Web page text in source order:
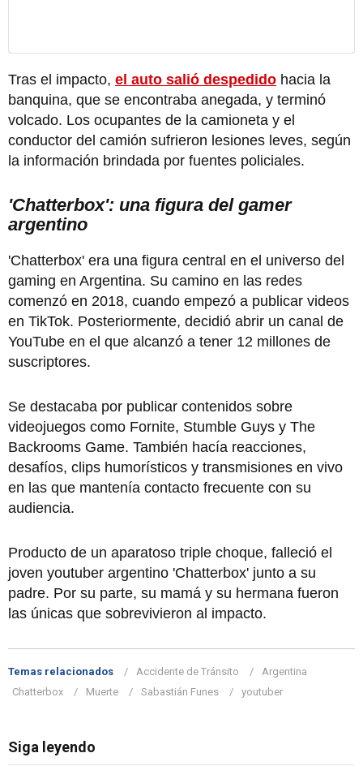
Tras el impacto, el auto salió despedido hacia la
banquina, que se encontraba anegada, y terminó
volcado. Los ocupantes de la camioneta y el
conductor del camión sufrieron lesiones leves, según
la información brindada por fuentes policiales.
'Chatterbox': una figura del gamer
argentino
'Chatterbox' era una figura central en el universo del
gaming en Argentina. Su camino en las redes
comenzó en 2018, cuando empezó a publicar videos
en TikTok. Posteriormente, decidió abrir un canal de
YouTube en el que alcanzó a tener 12 millones de
suscriptores.
Se destacaba por publicar contenidos sobre
videojuegos como Fornite, Stumble Guys y The
Backrooms Game. También hacía reacciones,
desafíos, clips humorísticos y transmisiones en vivo
en las que mantenía contacto frecuente con su
audiencia.
Producto de un aparatoso triple choque, falleció el
joven youtuber argentino 'Chatterbox' junto a su
padre. Por su parte, su mamá y su hermana fueron
las únicas que sobrevivieron al impacto.
Temas relacionados Accidente de Tránsito
Argentina
Chatterbox
Muerte Sabastián Funes youtuber
Siga leyendo